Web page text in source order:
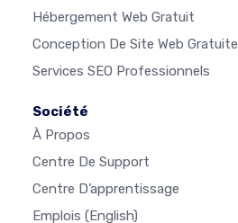
Hébergement Web Gratuit
Conception De Site Web Gratuite
Services SEO Professionnels
Société
À Propos
Centre De Support
Centre D’apprentissage
Emplois (English)